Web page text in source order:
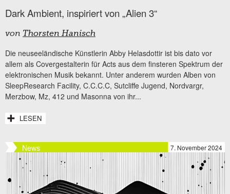
Dark Ambient, inspiriert von „Alien 3“
von Thorsten Hanisch
Die neuseeländische Künstlerin Abby Helasdottir ist bis dato vor
allem als Covergestalterin für Acts aus dem finsteren Spektrum der
elektronischen Musik bekannt. Unter anderem wurden Alben von
SleepResearch Facility, C.C.C.C, Sutcliffe Jugend, Nordvargr,
Merzbow, Mz, 412 und Masonna von ihr...
LESEN
News 7. November 2024